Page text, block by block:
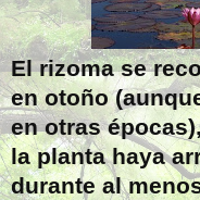
El rizoma se
en otoño
en otras
la planta haya
durante al